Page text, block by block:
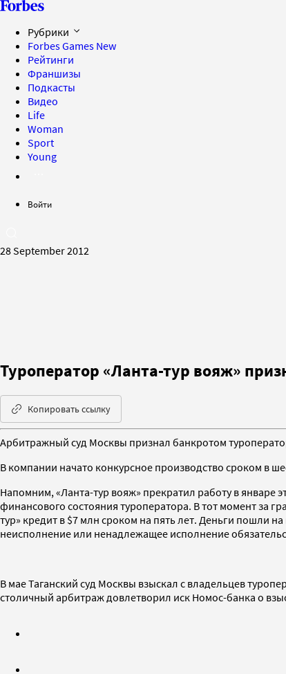
Рубрики
Forbes Games New
Рейтинги
Франшизы
Подкасты
Видео
Life
Woman
Sport
Young
Войти
28 September 2012
Туроператор «Ланта-тур вояж»
Копировать ссылку
Арбитражный суд Москвы признал банкротом
В компании начато конкурсное производство сроком в
Напомним, «Ланта-тур вояж» прекратил работу в январе
финансового состояния туроператора. В тот момент за
тур» кредит в $7 млн сроком на пять лет. Деньги пошли
неисполнение или ненадлежащее исполнение
В мае Таганский суд Москвы взыскал с владельцев
столичный арбитраж довлетворил иск Номос-банка о